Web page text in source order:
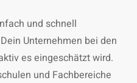
und schnell
Unternehmen bei den
es eingeschätzt wird.
und Fachbereiche